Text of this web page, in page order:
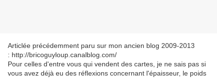
Articlée précédemment paru sur mon ancien blog 2009-2013
: http://bricoguyloup.canalblog.com/
Pour celles d'entre vous qui vendent des cartes, je ne sais pas si
vous avez déjà eu des réflexions concernant l'épaisseur, le poids